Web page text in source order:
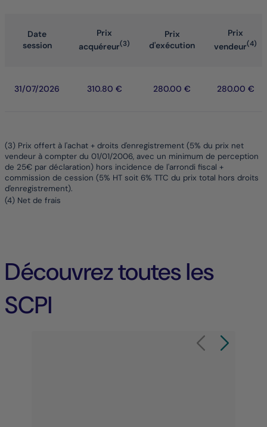
Date
session
Prix
acquéreur(3)
Prix
d'exécution
Prix
vendeur(4)
31/07/2026 310.80 € 280.00 € 280.00 €
(3) Prix offert à l'achat + droits d'enregistrement (5% du prix net
vendeur à compter du 01/01/2006, avec un minimum de perception
de 25€ par déclaration) hors incidence de l'arrondi fiscal +
commission de cession (5% HT soit 6% TTC du prix total hors droits
d'enregistrement).
(4) Net de frais
Découvrez toutes les
SCPI
Carrousel de
Carrousel